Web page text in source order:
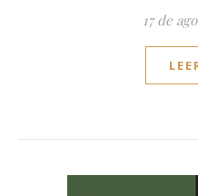
17 de